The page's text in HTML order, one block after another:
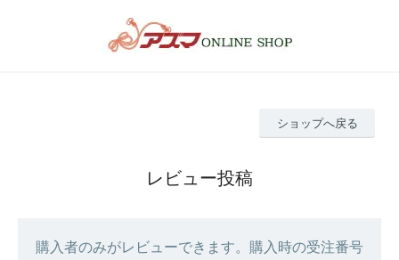
ショップへ戻る
レビュー投稿
購入者のみがレビューできます。購入時の受注番号